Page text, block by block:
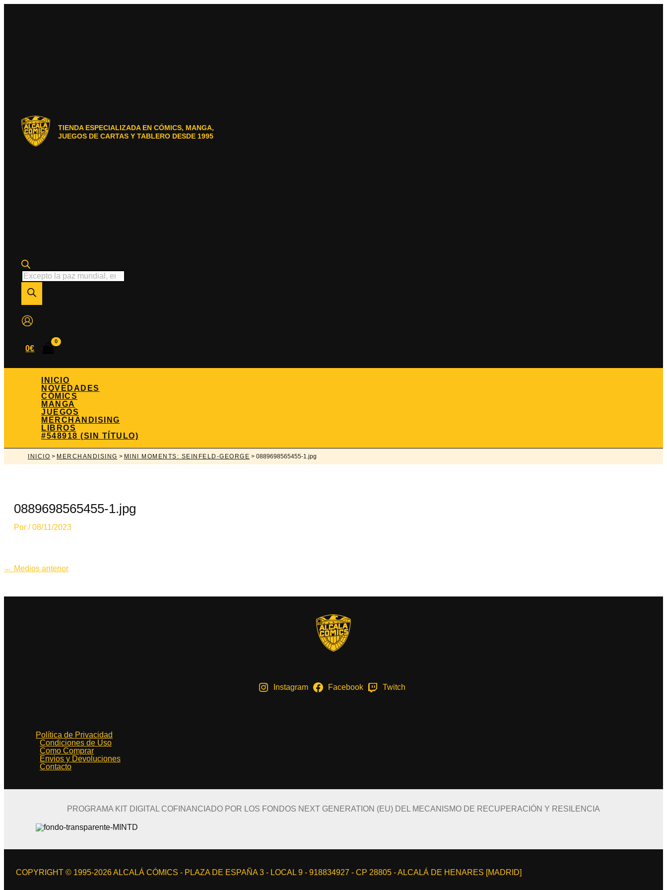
TIENDA ESPECIALIZADA EN CÓMICS, MANGA,
JUEGOS DE CARTAS Y TABLERO DESDE 1995
Búsqueda
de
productos
0€
INICIO
NOVEDADES
CÓMICS
MANGA
JUEGOS
MERCHANDISING
LIBROS
#548918 (SIN TÍTULO)
INICIO > MERCHANDISING > MINI MOMENTS: SEINFELD-GEORGE > 0889698565455-1.jpg
0889698565455-1.jpg
Por /08/11/2023
Navegación
← Medios anterior
Instagram Facebook Twitch
Política de Privacidad
Condiciones de Uso
Como Comprar
Envios y Devoluciones
Contacto
PROGRAMA KIT DIGITAL COFINANCIADO POR LOS FONDOS NEXT GENERATION (EU) DEL MECANISMO DE RECUPERACIÓN Y RESILENCIA
COPYRIGHT © 1995-2026 ALCALÁ CÓMICS - PLAZA DE ESPAÑA 3 - LOCAL 9 - 918834927 - CP 28805 - ALCALÁ DE HENARES [MADRID]